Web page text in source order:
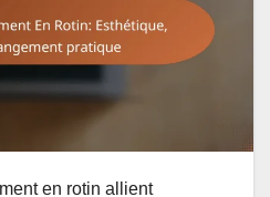
en rotin allient